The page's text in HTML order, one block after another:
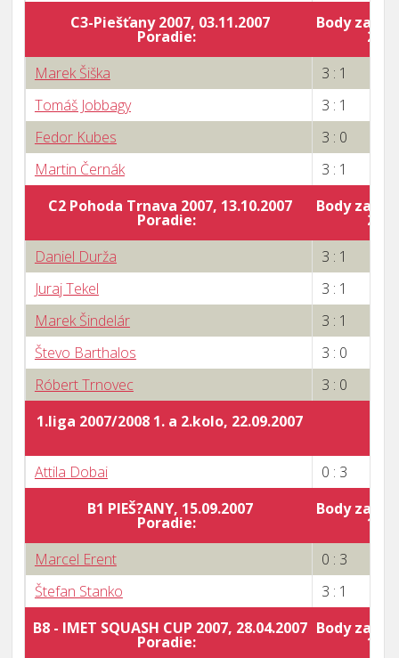
C3-Piešťany 2007, 03.11.2007
Poradie:
Body za
20
Marek Šiška
3 : 1
Tomáš Jobbagy
3 : 1
Fedor Kubes
3 : 0
Martin Černák
3 : 1
C2 Pohoda Trnava 2007, 13.10.2007
Poradie:
Body za
20
Daniel Durža
3 : 1
Juraj Tekel
3 : 1
Marek Šindelár
3 : 1
Števo Barthalos
3 : 0
Róbert Trnovec
3 : 0
1.liga 2007/2008 1. a 2.kolo, 22.09.2007
Attila Dobai
0 : 3
B1 PIEŠ?ANY, 15.09.2007
Poradie:
Body za
10
Marcel Erent
0 : 3
Štefan Stanko
3 : 1
B8 - IMET SQUASH CUP 2007, 28.04.2007
Poradie:
Body za
10